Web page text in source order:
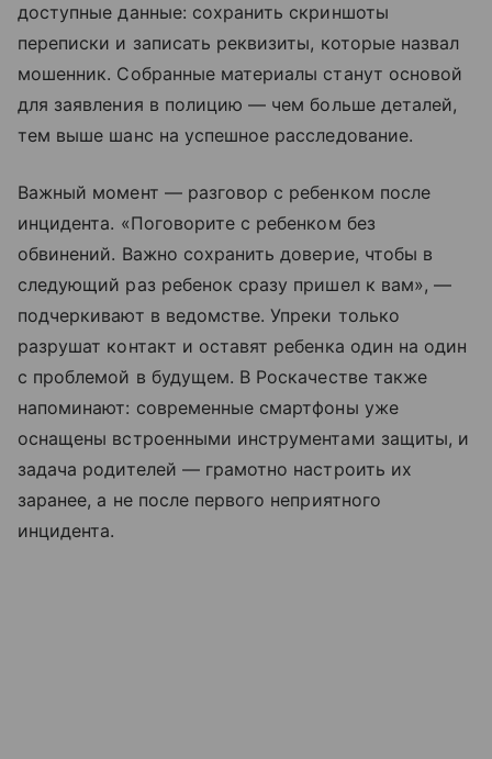
доступные данные: сохранить скриншоты
переписки и записать реквизиты, которые назвал
мошенник. Собранные материалы станут основой
для заявления в полицию — чем больше деталей,
тем выше шанс на успешное расследование.
Важный момент — разговор с ребенком после
инцидента. «Поговорите с ребенком без
обвинений. Важно сохранить доверие, чтобы в
следующий раз ребенок сразу пришел к вам», —
подчеркивают в ведомстве. Упреки только
разрушат контакт и оставят ребенка один на один
с проблемой в будущем. В Роскачестве также
напоминают: современные смартфоны уже
оснащены встроенными инструментами защиты, и
задача родителей — грамотно настроить их
заранее, а не после первого неприятного
инцидента.